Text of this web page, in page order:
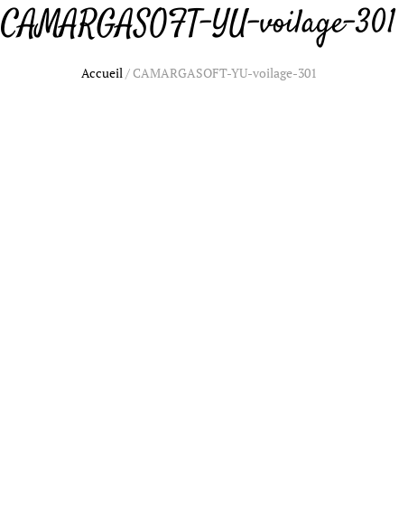
CAMARGASOFT-YU-voilage-301
Accueil/CAMARGASOFT-YU-voilage-301